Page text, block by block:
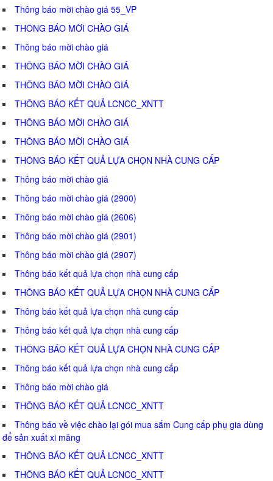
Thông báo mời chào giá 55_VP
THÔNG BÁO MỜI CHÀO GIÁ
Thông báo mời chào giá
THÔNG BÁO MỜI CHÀO GIÁ
THÔNG BÁO MỜI CHÀO GIÁ
THÔNG BÁO KẾT QUẢ LCNCC_XNTT
THÔNG BÁO MỜI CHÀO GIÁ
THÔNG BÁO MỜI CHÀO GIÁ
THÔNG BÁO KẾT QUẢ LỰA CHỌN NHÀ CUNG CẤP
Thông báo mời chào giá
Thông báo mời chào giá (2900)
Thông báo mời chào giá (2606)
Thông báo mời chào giá (2901)
Thông báo mời chào giá (2907)
Thông báo kết quả lựa chọn nhà cung cấp
THÔNG BÁO KẾT QUẢ LỰA CHỌN NHÀ CUNG CẤP
Thông báo kết quả lựa chọn nhà cung cấp
Thông báo kết quả lựa chọn nhà cung cấp
THÔNG BÁO KẾT QUẢ LỰA CHỌN NHÀ CUNG CẤP
Thông báo kết quả lựa chọn nhà cung cấp
Thông báo mời chào giá
THÔNG BÁO KẾT QUẢ LCNCC_XNTT
Thông báo về việc chào lại gói mua sắm Cung cấp phụ gia dùng
để sản xuất xi măng
THÔNG BÁO KẾT QUẢ LCNCC_XNTT
THÔNG BÁO KẾT QUẢ LCNCC_XNTT